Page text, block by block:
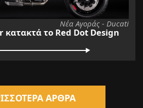
Νέα Αγοράς - Ducati
το Red Dot Design
ΑΡΘΡΑ